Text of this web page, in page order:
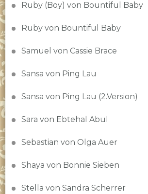
Ruby (Boy) von Bountiful Baby
Ruby von Bountiful Baby
Samuel von Cassie Brace
Sansa von Ping Lau
Sansa von Ping Lau (2.Version)
Sara von Ebtehal Abul
Sebastian von Olga Auer
Shaya von Bonnie Sieben
Stella von Sandra Scherrer